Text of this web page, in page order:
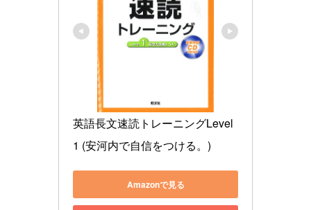
英語長文速読トレーニングLevel
1 (安河内で自信をつける。)
Amazonで見る